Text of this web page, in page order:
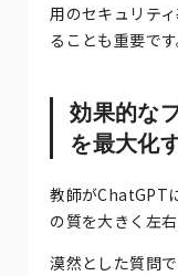
用のセキュリテ
ることも重要です
効果的な
を最大化
教師がChatGPT
の質を大きく左右
漠然とした質問